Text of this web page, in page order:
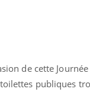
de cette
publiques